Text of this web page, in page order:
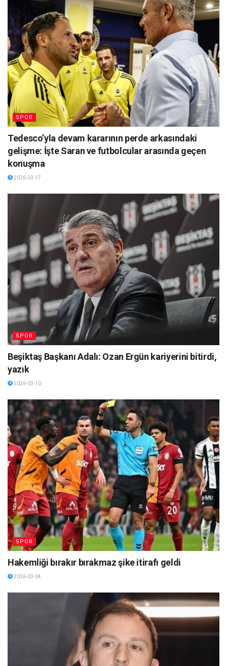
SPOR
Tedesco’yla devam kararının perde arkasındaki
gelişme: İşte Saran ve futbolcular arasında geçen
konuşma
2026-03-17
SPOR
Beşiktaş Başkanı Adalı: Ozan Ergün kariyerini bitirdi,
yazık
2026-03-10
SPOR
Hakemliği bırakır bırakmaz şike itirafı geldi
2026-03-04